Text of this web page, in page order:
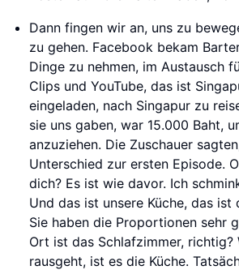
Dann fingen wir an, uns zu
zu gehen. Facebook bekam
Dinge zu nehmen, im Austausch
Clips und YouTube, das ist
eingeladen, nach Singapur zu
sie uns gaben, war 15.000 Baht,
anzuziehen. Die Zuschauer
Unterschied zur ersten Episode.
dich? Es ist wie davor. Ich
Und das ist unsere Küche, das ist
Sie haben die Proportionen sehr
Ort ist das Schlafzimmer, richtig?
rausgeht, ist es die Küche.